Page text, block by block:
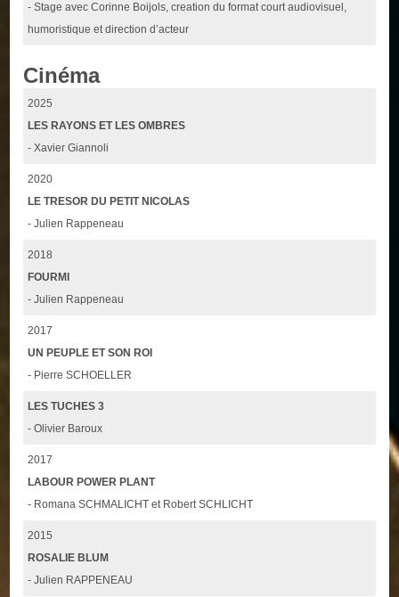
- Stage avec Corinne Boijols, creation du format court audiovisuel,
humoristique et direction d’acteur
Cinéma
2025
LES RAYONS ET LES OMBRES
- Xavier Giannoli
2020
LE TRESOR DU PETIT NICOLAS
- Julien Rappeneau
2018
FOURMI
- Julien Rappeneau
2017
UN PEUPLE ET SON ROI
- Pierre SCHOELLER
LES TUCHES 3
- Olivier Baroux
2017
LABOUR POWER PLANT
- Romana SCHMALICHT et Robert SCHLICHT
2015
ROSALIE BLUM
- Julien RAPPENEAU